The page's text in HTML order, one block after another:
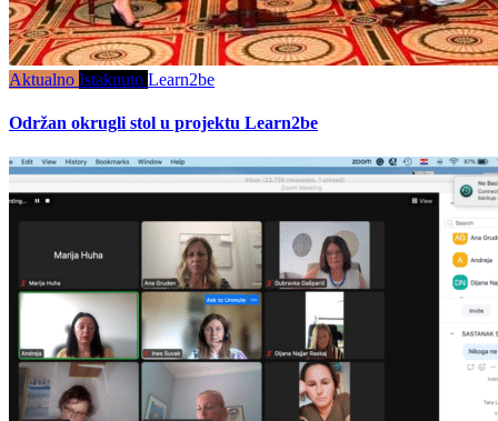
Aktualno Istaknuto Learn2be
Održan okrugli stol u projektu Learn2be